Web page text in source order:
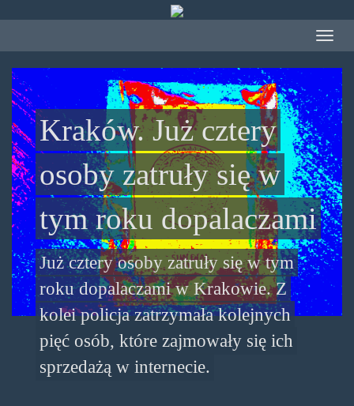
treści
Toggle
Kraków. Już cztery
osoby zatruły się w
tym roku dopalaczami
Już cztery osoby zatruły się w tym
roku dopalaczami w Krakowie. Z
kolei policja zatrzymała kolejnych
pięć osób, które zajmowały się ich
sprzedażą w internecie.